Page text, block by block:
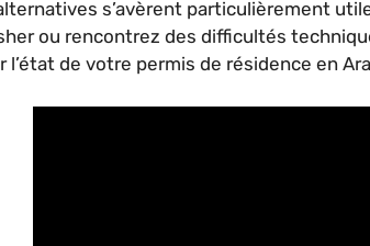
s’avèrent particulièrement
ou rencontrez des difficultés
l’état de votre permis de résidence en